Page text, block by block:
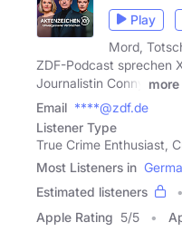
Play
Mord,
ZDF-Podcast sprechen
Journalistin Conny
more
Email ****@zdf.de
Listener Type
True Crime Enthusiast,
Most Listeners in
Estimated listeners
Apple Rating 5/5